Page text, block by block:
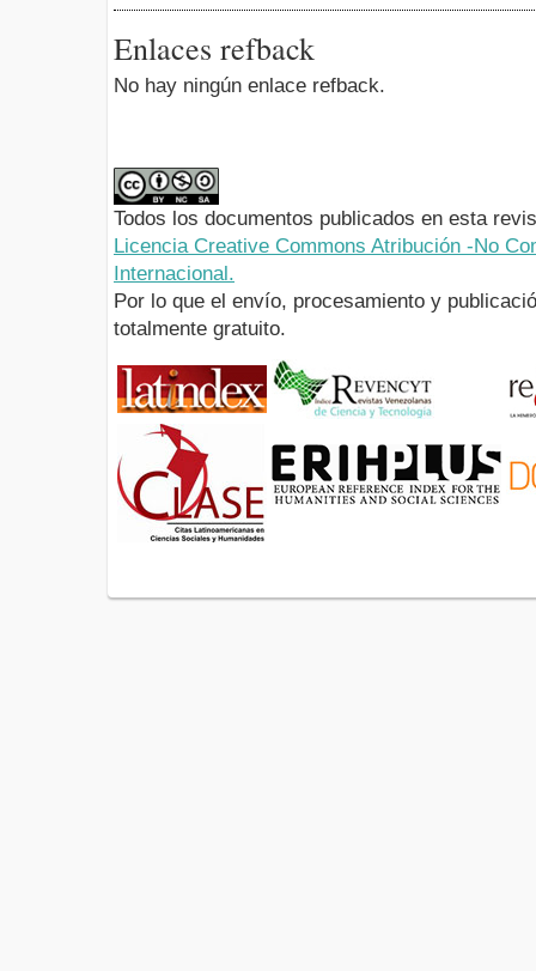
Enlaces refback
No hay ningún enlace refback.
Todos los documentos publicados en esta
Licencia Creative Commons Atribución -No
Internacional.
Por lo que el envío, procesamiento y
totalmente gratuito.